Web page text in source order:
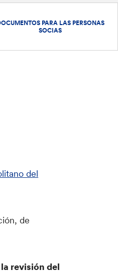
PARA LAS PERSONAS
SOCIAS
del
de
revisión del